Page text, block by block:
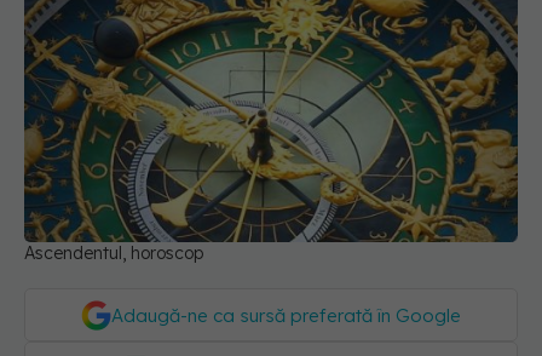
Ascendentul, horoscop
Adaugă-ne ca sursă preferată în Google